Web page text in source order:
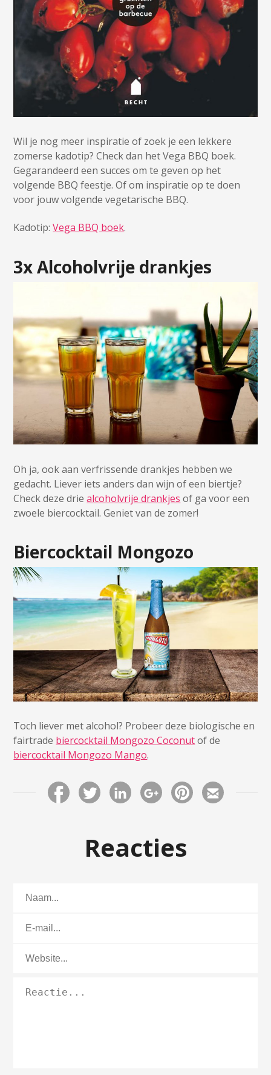
Wil je nog meer inspiratie of zoek je een lekkere
zomerse kadotip? Check dan het Vega BBQ boek.
Gegarandeerd een succes om te geven op het
volgende BBQ feestje. Of om inspiratie op te doen
voor jouw volgende vegetarische BBQ.
Kadotip:Vega BBQ boek.
3x Alcoholvrije drankjes
Oh ja, ook aan verfrissende drankjes hebben we
gedacht. Liever iets anders dan wijn of een biertje?
Check deze driealcoholvrije drankjes of ga voor een
zwoele biercocktail. Geniet van de zomer!
Biercocktail Mongozo
Toch liever met alcohol? Probeer deze biologische en
fairtrade biercocktail Mongozo Coconutof de
biercocktail Mongozo Mango.
Reacties